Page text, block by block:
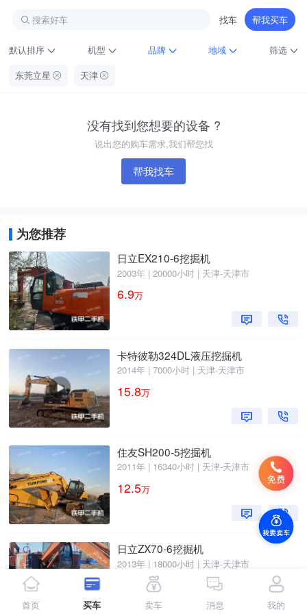
搜索好车 找车 帮我买车
默认排序 机型 品牌 地域
筛选
东莞立星
天津
没有找到您想要的设备 ?
说出您的购车需求,我们帮您找
帮我找车
为您推荐
日立EX210-6挖掘机
2003年 | 20000小时 | 天津-天津市
6.9万
卡特彼勒324DL液压挖掘机
2014年 | 7000小时 | 天津-天津市
15.8万
住友SH200-5挖掘机
2011年 | 16340小时 | 天津-天津市
12.5万
日立ZX70-6挖掘机
2013年 | 18000小时 | 天津-天津市
首页
买车 卖车 消息 我的